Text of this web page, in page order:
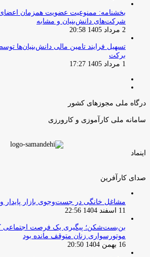
بخشنامه: ممنوعیت عضویت همزمان اعضای
شرکت‌های دانش‌بنیان و مشابه
2 مرداد 1405 20:58
تسهیل فرایند تامین مالی دانش‌بنیان‌ها
برکت
1 مرداد 1405 17:27
درگاه ملی مجوزهای کشور
سامانه ملی کارآموزی و کارورزی
اینماد
صدای کارآفرین
مشاغل خانگی در جست‌وجوی بازار پایدار
11 اسفند 1404 22:56
بن‌بست‌شکن؛ پیگیری یک فرصت اجتماعی
موتورسواری زنان متوقف مانده بود
16 بهمن 1404 20:50